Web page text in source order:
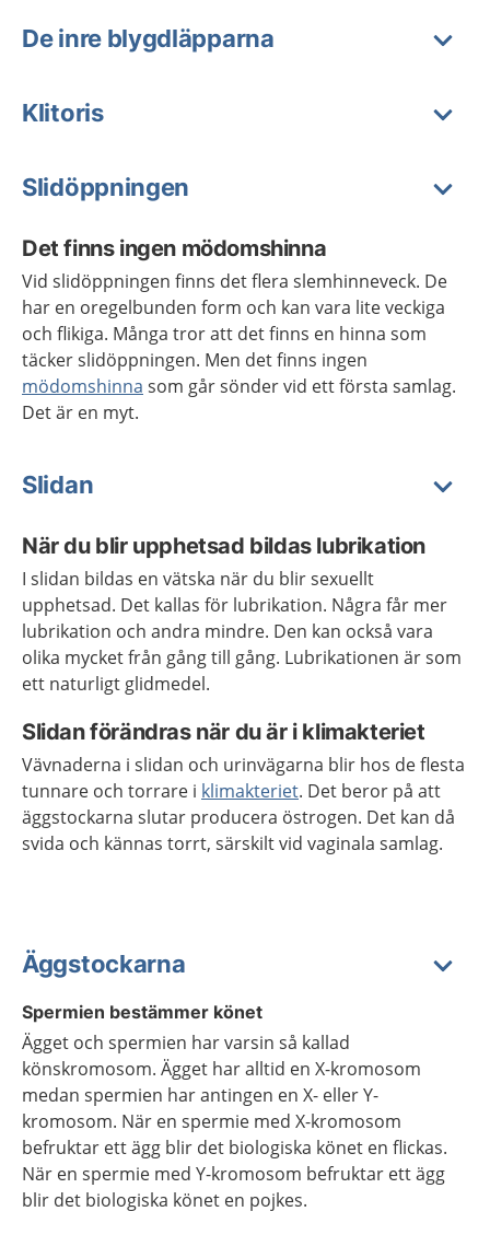
De inre blygdläpparna
Klitoris
Slidöppningen
Det finns ingen mödomshinna
Vid slidöppningen finns det flera slemhinneveck. De
har en oregelbunden form och kan vara lite veckiga
och flikiga. Många tror att det finns en hinna som
täcker slidöppningen. Men det finns ingen
mödomshinna som går sönder vid ett första samlag.
Det är en myt.
Slidan
När du blir upphetsad bildas lubrikation
I slidan bildas en vätska när du blir sexuellt
upphetsad. Det kallas för lubrikation. Några får mer
lubrikation och andra mindre. Den kan också vara
olika mycket från gång till gång. Lubrikationen är som
ett naturligt glidmedel.
Slidan förändras när du är i klimakteriet
Vävnaderna i slidan och urinvägarna blir hos de flesta
tunnare och torrare i klimakteriet. Det beror på att
äggstockarna slutar producera östrogen. Det kan då
svida och kännas torrt, särskilt vid vaginala samlag.
Äggstockarna
Spermien bestämmer könet
Ägget och spermien har varsin så kallad
könskromosom. Ägget har alltid en X-kromosom
medan spermien har antingen en X- eller Y-
kromosom. När en spermie med X-kromosom
befruktar ett ägg blir det biologiska könet en flickas.
När en spermie med Y-kromosom befruktar ett ägg
blir det biologiska könet en pojkes.